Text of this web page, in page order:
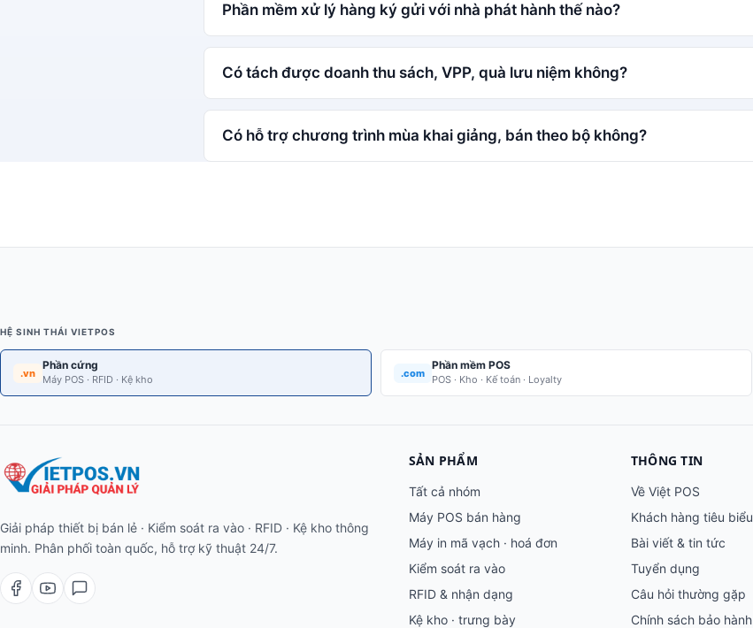
Phần mềm xử lý hàng ký gửi với nhà phát hành thế nào?
Có tách được doanh thu sách, VPP, quà lưu niệm không?
Có hỗ trợ chương trình mùa khai giảng, bán theo bộ không?
HỆ SINH THÁI VIETPOS
.vn
Phần cứng
Máy POS · RFID · Kệ kho
.com
Phần mềm POS
POS · Kho · Kế toán · Loyalty
Giải pháp thiết bị bán lẻ · Kiểm soát ra vào · RFID · Kệ kho thông
minh. Phân phối toàn quốc, hỗ trợ kỹ thuật 24/7.
SẢN PHẨM
Tất cả nhóm
Máy POS bán hàng
Máy in mã vạch · hoá đơn
Kiểm soát ra vào
RFID & nhận dạng
Kệ kho · trưng bày
THÔNG TIN
Về Việt POS
Khách hàng tiêu biểu
Bài viết & tin tức
Tuyển dụng
Câu hỏi thường gặp
Chính sách bảo hành